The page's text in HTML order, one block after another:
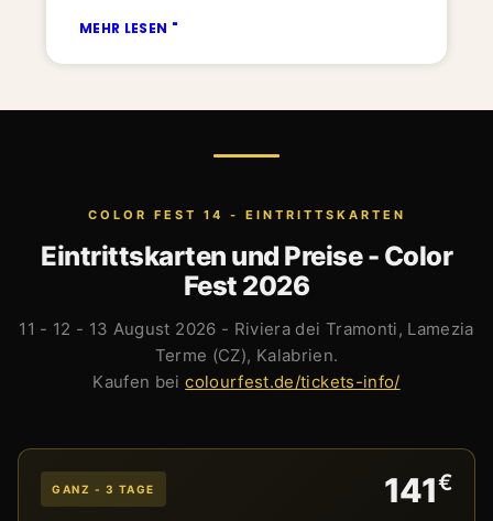
MEHR LESEN "
COLOR FEST 14 - EINTRITTSKARTEN
Eintrittskarten und Preise - Color
Fest 2026
11 - 12 - 13 August 2026 - Riviera dei Tramonti, Lamezia
Terme (CZ), Kalabrien.
Kaufen beicolourfest.de/tickets-info/
GANZ - 3 TAGE 141€